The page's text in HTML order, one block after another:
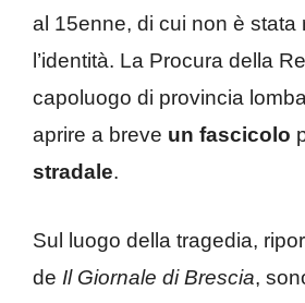
al 15enne, di cui non è stata
l’identità. La Procura della
capoluogo di provincia
aprire a breve un fascicolo
stradale.
Sul luogo della tragedia,
de Il Giornale di Brescia,